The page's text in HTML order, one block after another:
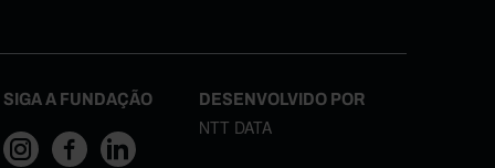
SIGA A FUNDAÇÃO DESENVOLVIDO POR
NTT DATA